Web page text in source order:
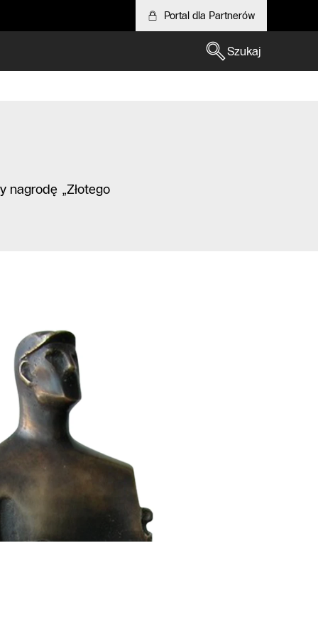
Portal dla Partnerów
Szukaj
nagrodę „Złotego